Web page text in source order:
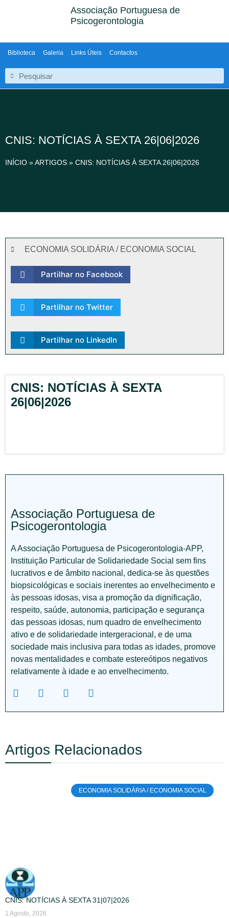
Associação Portuguesa de
Psicogerontologia
Biblioteca Galeria Links Úteis Contactos
CNIS: NOTÍCIAS À SEXTA 26|06|2026
INÍCIO »ARTIGOS » CNIS: NOTÍCIAS À SEXTA 26|06|2026
ECONOMIA SOLIDÁRIA / ECONOMIA SOCIAL
Partilhar no Facebook
Partilhar no Twitter
Partilhar no LinkedIn
CNIS: NOTÍCIAS À SEXTA
26|06|2026
Associação Portuguesa de
Psicogerontologia
A Associação Portuguesa de Psicogerontologia-APP,
Instituição Particular de Solidariedade Social sem fins
lucrativos e de âmbito nacional, dedica-se às questões
biopsicológicas e sociais inerentes ao envelhecimento e
às pessoas idosas, visa a promoção da dignificação,
respeito, saúde, autonomia, participação e segurança
das pessoas idosas, num quadro de envelhecimento
ativo e de solidariedade intergeracional, e de uma
sociedade mais inclusiva para todas as idades, promove
novas mentalidades e combate estereótipos negativos
relativamente à idade e ao envelhecimento.
Artigos Relacionados
ECONOMIA SOLIDÁRIA / ECONOMIA SOCIAL
CNIS: NOTÍCIAS À SEXTA 31|07|2026
1 Agosto, 2026